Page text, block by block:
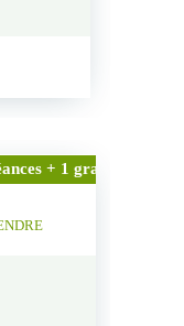
+ 1 gratuite